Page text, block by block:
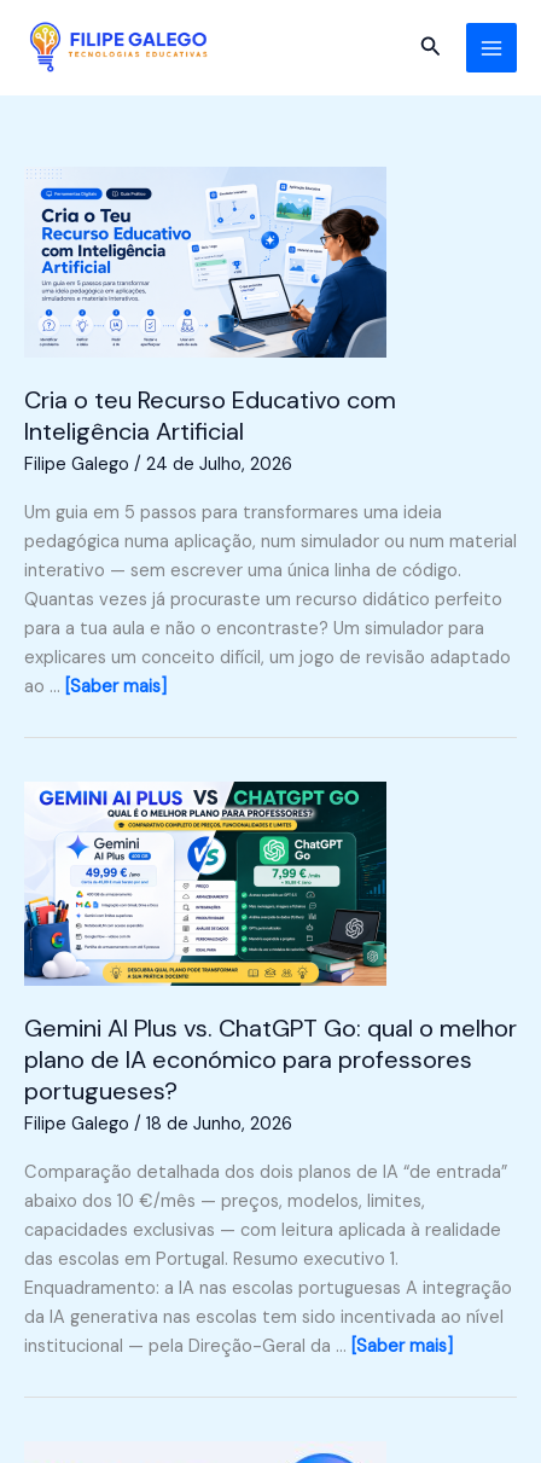
content
Search
Cria o teu Recurso Educativo com
Inteligência Artificial
Filipe Galego / 24 de Julho, 2026
Um guia em 5 passos para transformares uma ideia
pedagógica numa aplicação, num simulador ou num material
interativo — sem escrever uma única linha de código.
Quantas vezes já procuraste um recurso didático perfeito
para a tua aula e não o encontraste? Um simulador para
explicares um conceito difícil, um jogo de revisão adaptado
ao … [Saber mais]
Gemini AI Plus vs. ChatGPT Go: qual o melhor
plano de IA económico para professores
portugueses?
Filipe Galego / 18 de Junho, 2026
Comparação detalhada dos dois planos de IA “de entrada”
abaixo dos 10 €/mês — preços, modelos, limites,
capacidades exclusivas — com leitura aplicada à realidade
das escolas em Portugal. Resumo executivo 1.
Enquadramento: a IA nas escolas portuguesas A integração
da IA generativa nas escolas tem sido incentivada ao nível
institucional — pela Direção-Geral da … [Saber mais]